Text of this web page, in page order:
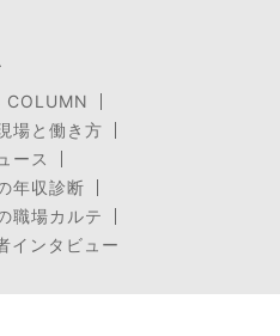
COLUMN
場と働き方
ース
年収診断
職場カルテ
インタビュー